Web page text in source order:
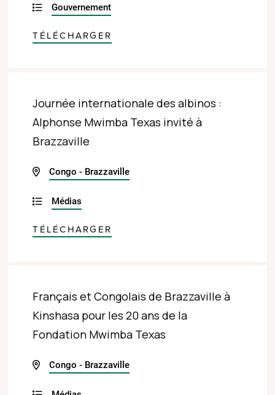
Gouvernement
TÉLÉCHARGER
Journée internationale des albinos :
Alphonse Mwimba Texas invité à
Brazzaville
Congo - Brazzaville
Médias
TÉLÉCHARGER
Français et Congolais de Brazzaville à
Kinshasa pour les 20 ans de la
Fondation Mwimba Texas
Congo - Brazzaville